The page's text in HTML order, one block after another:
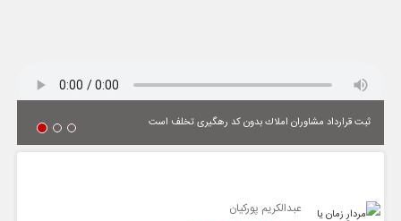
ثبت قرارداد مشاوران املاك بدون كد رهگیری تخلف است
عبدالکریم پورکیان